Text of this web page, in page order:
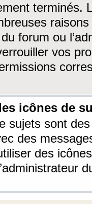
terminés.
forum ou
vos
icônes de
sujets sont
des
des